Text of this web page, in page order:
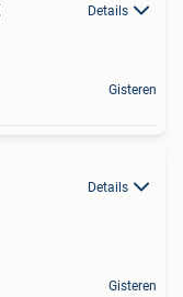
Details
Gisteren
Details
Gisteren